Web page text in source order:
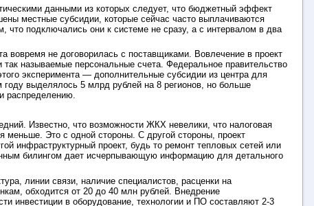
данными из которых следует, что бюджетный эффект
местные субсидии, которые сейчас часто выплачиваются
что подключались они к системе не сразу, а с интервалом в два
вовремя не договорилась с поставщиками. Вовлечение в проект
называемые персональные счета. Федеральное правительство
эксперимента — дополнительные субсидии из центра для
году выделялось 5 млрд рублей на 8 регионов, но больше
распределению.
Известно, что возможности ЖКХ невелики, что налоговая
меньше. Это с одной стороны. С другой стороны, проект
инфраструктурный проект, будь то ремонт тепловых сетей или
билингом дает исчерпывающую информацию для детального
линии связи, наличие специалистов, расценки на
обходится от 20 до 40 млн рублей. Внедрение
инвестиции в оборудование, технологии и ПО составляют 2-3